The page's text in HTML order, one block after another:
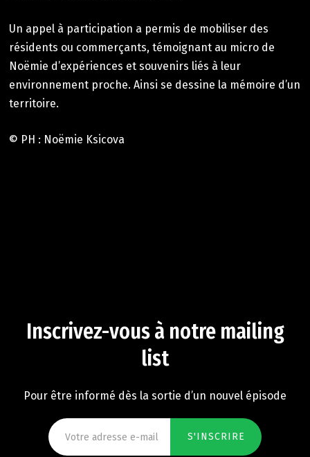
Un appel à participation a permis de mobiliser des
résidents ou commerçants, témoignant au micro de
Noëmie d’expériences et souvenirs liés à leur
environnement proche. Ainsi se dessine la mémoire d’un
territoire.
© PH : Noëmie Ksicova
Inscrivez-vous à notre mailing
list
Pour être informé dès la sortie d’un nouvel épisode